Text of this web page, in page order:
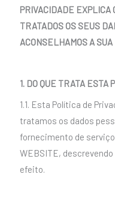
PRIVACIDADE EXPLICA
TRATADOS OS SEUS
ACONSELHAMOS A
1. DO QUE TRATA ESTA
1.1. Esta Política de
tratamos os dados
fornecimento de
WEBSITE,
efeito.